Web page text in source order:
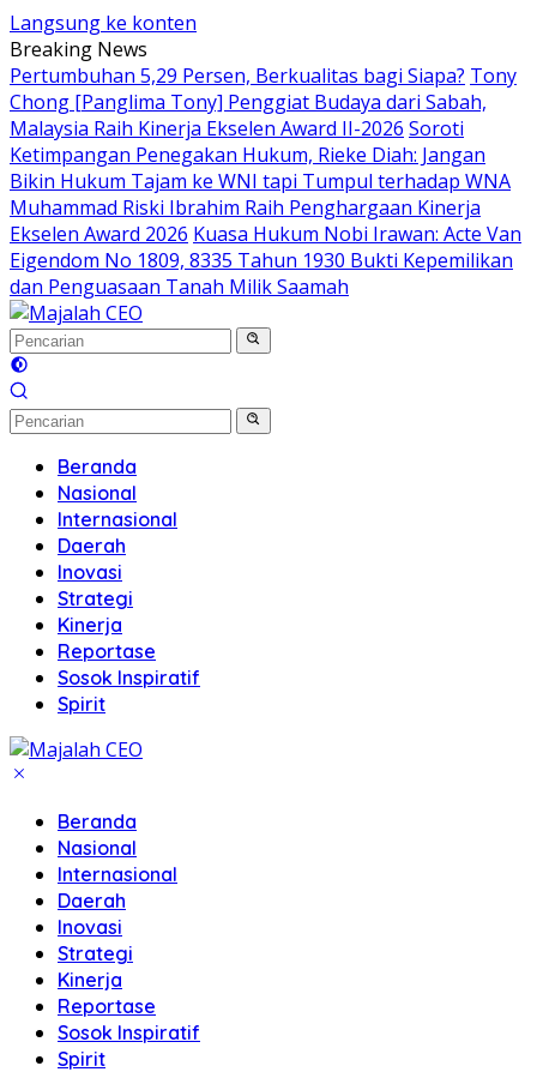
Langsung ke konten
Breaking News
Pertumbuhan 5,29 Persen, Berkualitas bagi Siapa? Tony
Chong [Panglima Tony] Penggiat Budaya dari Sabah,
Malaysia Raih Kinerja Ekselen Award II-2026 Soroti
Ketimpangan Penegakan Hukum, Rieke Diah: Jangan
Bikin Hukum Tajam ke WNI tapi Tumpul terhadap WNA
Muhammad Riski Ibrahim Raih Penghargaan Kinerja
Ekselen Award 2026 Kuasa Hukum Nobi Irawan: Acte Van
Eigendom No 1809, 8335 Tahun 1930 Bukti Kepemilikan
dan Penguasaan Tanah Milik Saamah
Beranda
Nasional
Internasional
Daerah
Inovasi
Strategi
Kinerja
Reportase
Sosok Inspiratif
Spirit
Beranda
Nasional
Internasional
Daerah
Inovasi
Strategi
Kinerja
Reportase
Sosok Inspiratif
Spirit